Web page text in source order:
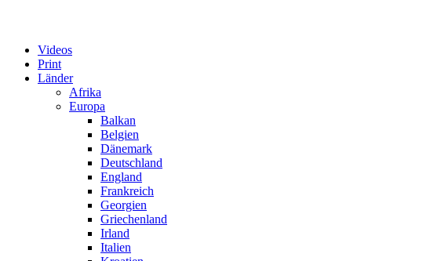
Videos
Print
Länder
Afrika
Europa
Balkan
Belgien
Dänemark
Deutschland
England
Frankreich
Georgien
Griechenland
Irland
Italien